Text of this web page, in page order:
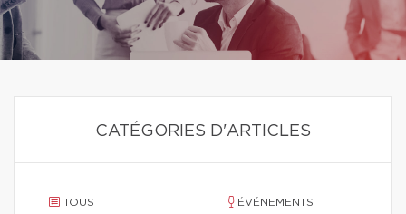
CATÉGORIES D'ARTICLES
TOUS ÉVÉNEMENTS